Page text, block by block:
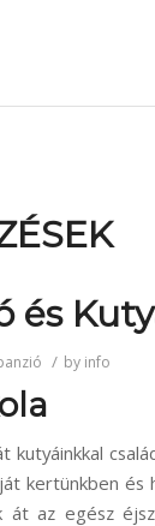
és
/ by info
kertünkben és
át az egész